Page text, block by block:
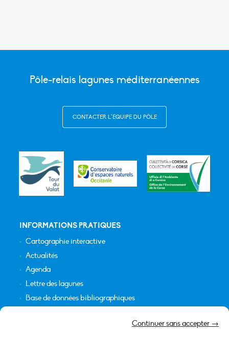
Continuer sans accepter →
Pôle-relais lagunes méditerranéennes
CONTACTER L’ÉQUIPE DU PÔLE
INFORMATIONS PRATIQUES
Cartographie interactive
Actualités
Agenda
Lettre des lagunes
Base de données bibliographiques